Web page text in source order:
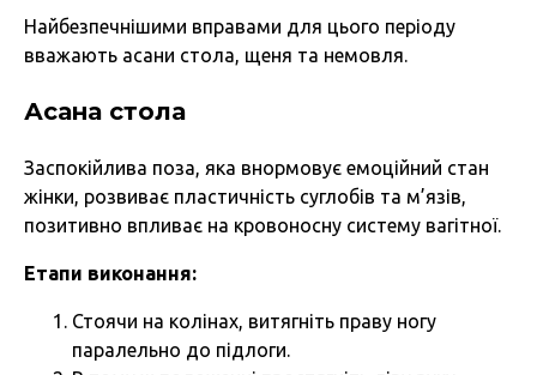
Найбезпечнішими вправами для цього періоду
вважають асани стола, щеня та немовля.
Асана стола
Заспокійлива поза, яка внормовує емоційний стан
жінки, розвиває пластичність суглобів та м’язів,
позитивно впливає на кровоносну систему вагітної.
Етапи виконання:
Стоячи на колінах, витягніть праву ногу
паралельно до підлоги.